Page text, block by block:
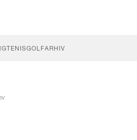
TENISGOLFARHIV